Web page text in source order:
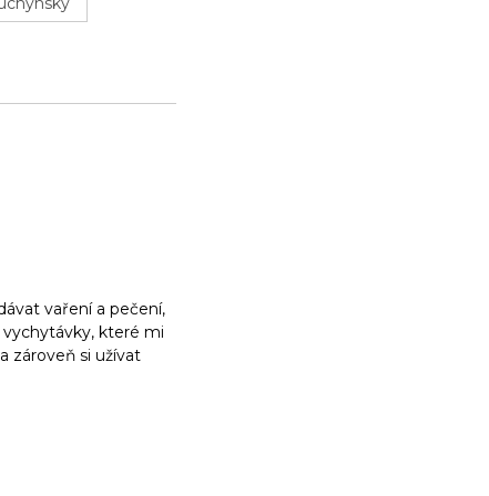
vaření a pečení,
vychytávky, které mi
zároveň si užívat